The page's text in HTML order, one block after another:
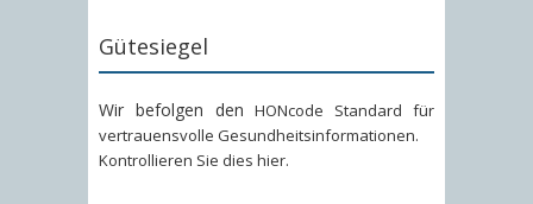
Gütesiegel
Wir befolgen denHONcode Standard für
vertrauensvolle Gesundheitsinformationen.
Kontrollieren Sie dies hier.